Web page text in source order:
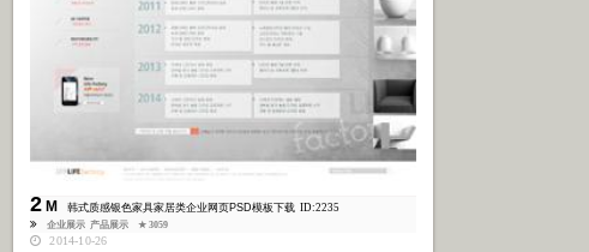
2M 韩式质感银色家具家居类企业网页PSD模板下载 ID:2235
企业展示 产品展示 ★ 3059
2014-10-26